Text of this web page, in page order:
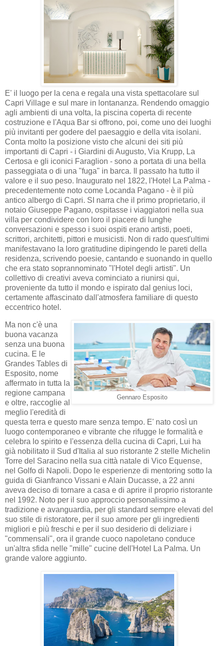
E' il luogo per la cena e regala una vista spettacolare sul
Capri Village e sul mare in lontananza. Rendendo omaggio
agli ambienti di una volta, la piscina coperta di recente
costruzione e l'Aqua Bar si offrono, poi, come uno dei luoghi
più invitanti per godere del paesaggio e della vita isolani.
Conta molto la posizione visto che alcuni dei siti più
importanti di Capri - i Giardini di Augusto, Via Krupp, La
Certosa e gli iconici Faraglion - sono a portata di una bella
passeggiata o di una "fuga" in barca. Il passato ha tutto il
valore e il suo peso. Inaugurato nel 1822, l'Hotel La Palma -
precedentemente noto come Locanda Pagano - è il più
antico albergo di Capri. SI narra che il primo proprietario, il
notaio Giuseppe Pagano, ospitasse i viaggiatori nella sua
villa per condividere con loro il piacere di lunghe
conversazioni e spesso i suoi ospiti erano artisti, poeti,
scrittori, architetti, pittori e musicisti. Non di rado quest'ultimi
manifestavano la loro gratitudine dipingendo le pareti della
residenza, scrivendo poesie, cantando e suonando in quello
che era stato soprannominato "l'Hotel degli artisti". Un
collettivo di creativi aveva cominciato a riunirsi qui,
proveniente da tutto il mondo e ispirato dal genius loci,
certamente affascinato dall'atmosfera familiare di questo
eccentrico hotel.
Gennaro Esposito
Ma non c'è una
buona vacanza
senza una buona
cucina. E le
Grandes Tables di
Esposito, nome
affermato in tutta la
regione campana
e oltre, raccoglie al
meglio l'eredità di
questa terra e questo mare senza tempo. E' nato così un
luogo contemporaneo e vibrante che rifugge le formalità e
celebra lo spirito e l'essenza della cucina di Capri, Lui ha
già nobilitato il Sud d'Italia al suo ristorante 2 stelle Michelin
Torre del Saracino nella sua città natale di Vico Equense,
nel Golfo di Napoli. Dopo le esperienze di mentoring sotto la
guida di Gianfranco Vissani e Alain Ducasse, a 22 anni
aveva deciso di tornare a casa e di aprire il proprio ristorante
nel 1992. Noto per il suo approccio personalissimo a
tradizione e avanguardia, per gli standard sempre elevati del
suo stile di ristoratore, per il suo amore per gli ingredienti
migliori e più freschi e per il suo desiderio di deliziare i
"commensali", ora il grande cuoco napoletano conduce
un'altra sfida nelle "mille" cucine dell'Hotel La Palma. Un
grande valore aggiunto.